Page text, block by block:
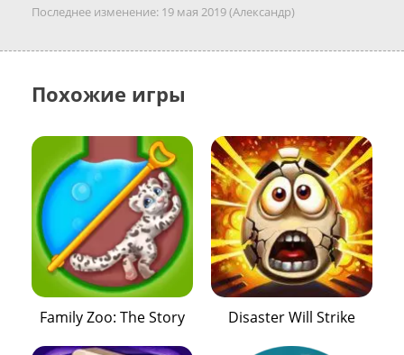
Последнее изменение: 19 мая 2019(Александр)
Похожие игры
Family Zoo: The Story Disaster Will Strike